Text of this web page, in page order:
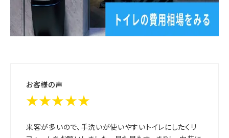
お客様の声
★★★★★
来客が多いので、手洗いが使いやすいトイレにしたくリ